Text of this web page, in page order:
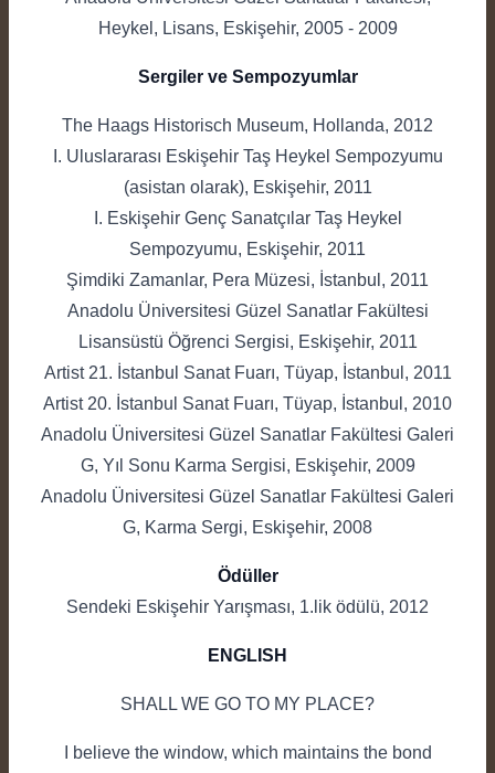
Heykel, Lisans, Eskişehir, 2005 - 2009
Sergiler ve Sempozyumlar
The Haags Historisch Museum, Hollanda, 2012
I. Uluslararası Eskişehir Taş Heykel Sempozyumu
(asistan olarak), Eskişehir, 2011
I. Eskişehir Genç Sanatçılar Taş Heykel
Sempozyumu, Eskişehir, 2011
Şimdiki Zamanlar, Pera Müzesi, İstanbul, 2011
Anadolu Üniversitesi Güzel Sanatlar Fakültesi
Lisansüstü Öğrenci Sergisi, Eskişehir, 2011
Artist 21. İstanbul Sanat Fuarı, Tüyap, İstanbul, 2011
Artist 20. İstanbul Sanat Fuarı, Tüyap, İstanbul, 2010
Anadolu Üniversitesi Güzel Sanatlar Fakültesi Galeri
G, Yıl Sonu Karma Sergisi, Eskişehir, 2009
Anadolu Üniversitesi Güzel Sanatlar Fakültesi Galeri
G, Karma Sergi, Eskişehir, 2008
Ödüller
Sendeki Eskişehir Yarışması, 1.lik ödülü, 2012
ENGLISH
SHALL WE GO TO MY PLACE?
I believe the window, which maintains the bond